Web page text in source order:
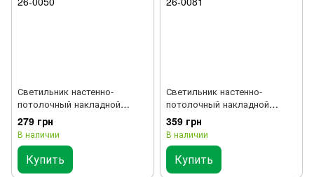
Светильник настенно-
потолочный накладной
светодиодный круглый ELM
13W 6500К Vega IP40 26-0050
279 грн
В наличии
Купить
Светильник настенно-
потолочный накладной
светодиодный круглый ELM
18W 4000К Vega IP40 26-0081
359 грн
В наличии
Купить